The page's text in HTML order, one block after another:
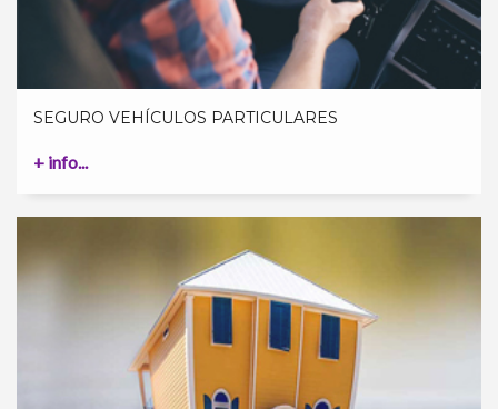
SEGURO VEHÍCULOS PARTICULARES
+ info...